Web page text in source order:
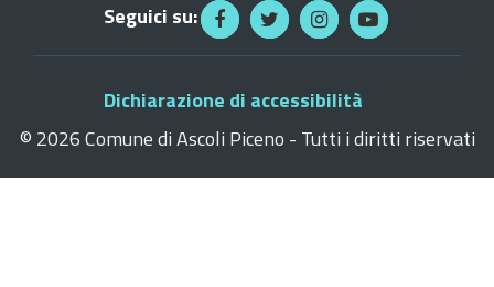
Seguici su:
Dichiarazione di accessibilità
© 2026 Comune di Ascoli Piceno - Tutti i diritti riservati